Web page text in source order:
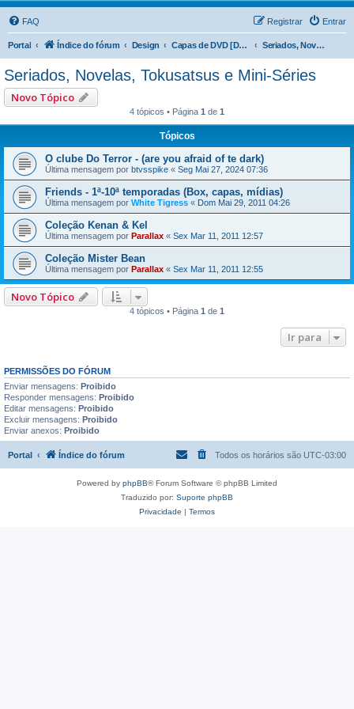
FAQ Entrar
Registrar
Portal Índice do fórum Design Capas de DVD [DVD Covers] Seriados, Novelas, Tokusatsus e Mini-Séries
Seriados, Novelas, Tokusatsus e Mini-Séries
Novo Tópico
4 tópicos • Página 1 de 1
Tópicos
O clube Do Terror - (are you afraid of te dark)
Última mensagem por btvsspike « Seg Mai 27, 2024 07:36
Friends - 1ª-10ª temporadas (Box, capas, mídias)
Última mensagem por White Tigress « Dom Mai 29, 2011 04:26
Coleção Kenan & Kel
Última mensagem por Parallax « Sex Mar 11, 2011 12:57
Coleção Mister Bean
Última mensagem por Parallax « Sex Mar 11, 2011 12:55
Novo Tópico
4 tópicos • Página 1 de 1
Ir para
PERMISSÕES DO FÓRUM
Enviar mensagens: Proibido
Responder mensagens: Proibido
Editar mensagens: Proibido
Excluir mensagens: Proibido
Enviar anexos: Proibido
Portal Índice do fórum Todos os horários são UTC-03:00
Powered by phpBB® Forum Software © phpBB Limited
Traduzido por: Suporte phpBB
Privacidade | Termos